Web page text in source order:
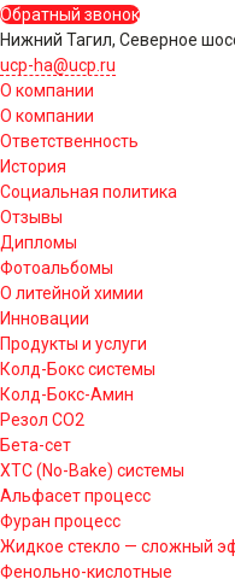
Обратный звонок
Нижний Тагил, Северное
ucp-ha@ucp.ru
О компании
О компании
Ответственность
История
Социальная политика
Отзывы
Дипломы
Фотоальбомы
О литейной химии
Инновации
Продукты и услуги
Колд-Бокс системы
Колд-Бокс-Амин
Резол СО2
Бета-сет
ХТС (No-Bake) системы
Альфасет процесс
Фуран процесс
Жидкое стекло — сложный
Фенольно-кислотные